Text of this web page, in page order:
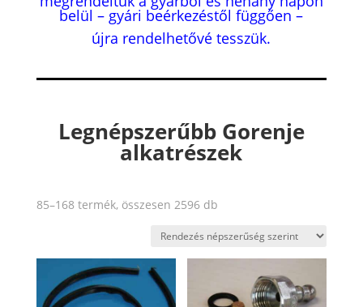
belül – gyári beérkezéstől függően –
újra rendelhetővé tesszük.
Legnépszerűbb Gorenje
alkatrészek
85–168 termék, összesen 2596 dbSorted
popularity